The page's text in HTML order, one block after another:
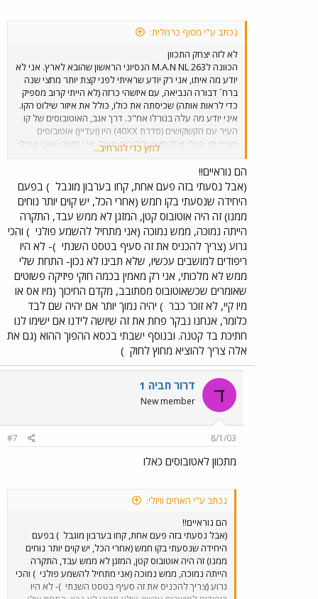
נכתב ע"י מסוף כרמלית:
לא לזה יצחק התכוון
הכוונה לM.A.N NL 263 הנסיוני הראשון שהובא לארץ. אני לא
יודע מה איתו, אני רק יודע שראיתי לפני קצת יותר מחצי שנה
ברח´ דבורה הנביאה, עם איזשהי כרזה (לא הייתי קרוב מספיק
כדי לראות אותה) שכיסתה את כולו, כולל את איזור שילוט הקו.
איני יודע מה עלה בגורלו אח"כ. דרך אגב, האוטובוסים של קו
העיר עם הקשקושים (סדרת 40XX) היו (ועדיין) אוטובוסים
מצויינים, בעלי זינוק מצוין ומהירים מאוד. אני חושב שאני אפילו
אוהב אותם יותר מנמוכי הרצפה.
לחץ כדי להרחיב...
הם נוראיים!!
(אבל נסעתי בזה פעם אחת, קחו בערבון מוגבל ) בפעם
היחידה שנסעתי בקו חמש (אחרי הכל, יש קוים יותר נוחים
ממנו) זה היה אוטובוס קטן, המזגן לא ממש עבד, התקרה
הייתה נמוכה, ממש נמוכה (אני מתחיל להשמע פולני ) והכי
גרוע (צריך להכניס את זה סעיף בטסט השנתי )- לא היו
ריפודים למושבים עכשיו, שלא תבינו לא נכון- התחת שלי
ממש לא מלכותי, אני רק מאמין בכמה חוקי פיזיקה פשוטים
שאומרים שכשאוטובוס מסתובב, מקדם החיכוך (מיו אס או
מיו קיי, לא זוכר כבר ) יהיה נמוך יותר אם יהיה שם לבד
כלומר, אנחנו נבקר פחת את זה שיושה לידנו אם ישימו לנו
חתיכת בד קטנה. ובנוסף ישבתי בכסא ההפוך ההוא (גם את
אלה צריך להוציא מחוץ לחוק )
ד דרור חביה 1
New member
8/1/03
#7
מתכוון לאטובוסים כאלו
נכתב ע"י האחים וויזלי:
הם נוראיים!!
(אבל נסעתי בזה פעם אחת, קחו בערבון מוגבל ) בפעם
היחידה שנסעתי בקו חמש (אחרי הכל, יש קוים יותר נוחים
ממנו) זה היה אוטובוס קטן, המזגן לא ממש עבד, התקרה
הייתה נמוכה, ממש נמוכה (אני מתחיל להשמע פולני ) והכי
גרוע (צריך להכניס את זה סעיף בטסט השנתי )- לא היו